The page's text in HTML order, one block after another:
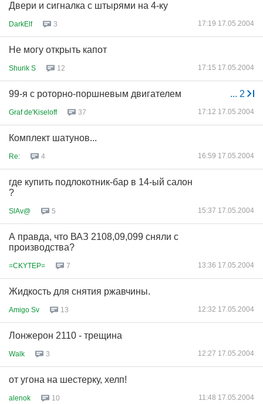
Двери и сигналка с штырями на 4-ку
DarkElf 3 17:19 17.05.2004
Не могу открыть капот
Shurik S 12 17:15 17.05.2004
... 2
99-я с роторно-поршневым двигателем
Graf de'Kiseloff 37 17:12 17.05.2004
Комплект шатунов...
Re: 4 16:59 17.05.2004
где купить подлокотник-бар в 14-ый салон
?
SlAv@ 5 15:37 17.05.2004
А правда, что ВАЗ 2108,09,099 сняли с
производства?
=CKYTEP= 7 13:36 17.05.2004
Жидкость для снятия ржавчины.
Amigo Sv 13 12:32 17.05.2004
Лонжерон 2110 - трещина
Walk 3 12:27 17.05.2004
от угона на шестерку, хелп!
alenok 10 11:48 17.05.2004